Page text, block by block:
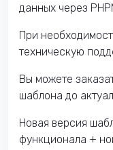
данных через
При
техническую
Вы можете
шаблона до
Новая версия
функционала +